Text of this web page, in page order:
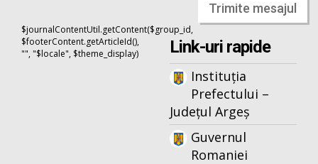
Trimite mesajul
$journalContentUtil.getContent($group_id,
$footerContent.getArticleId(),
"", "$locale", $theme_display)
Link-uri rapide
Instituția
Prefectului –
Județul Argeș
Guvernul
Romaniei